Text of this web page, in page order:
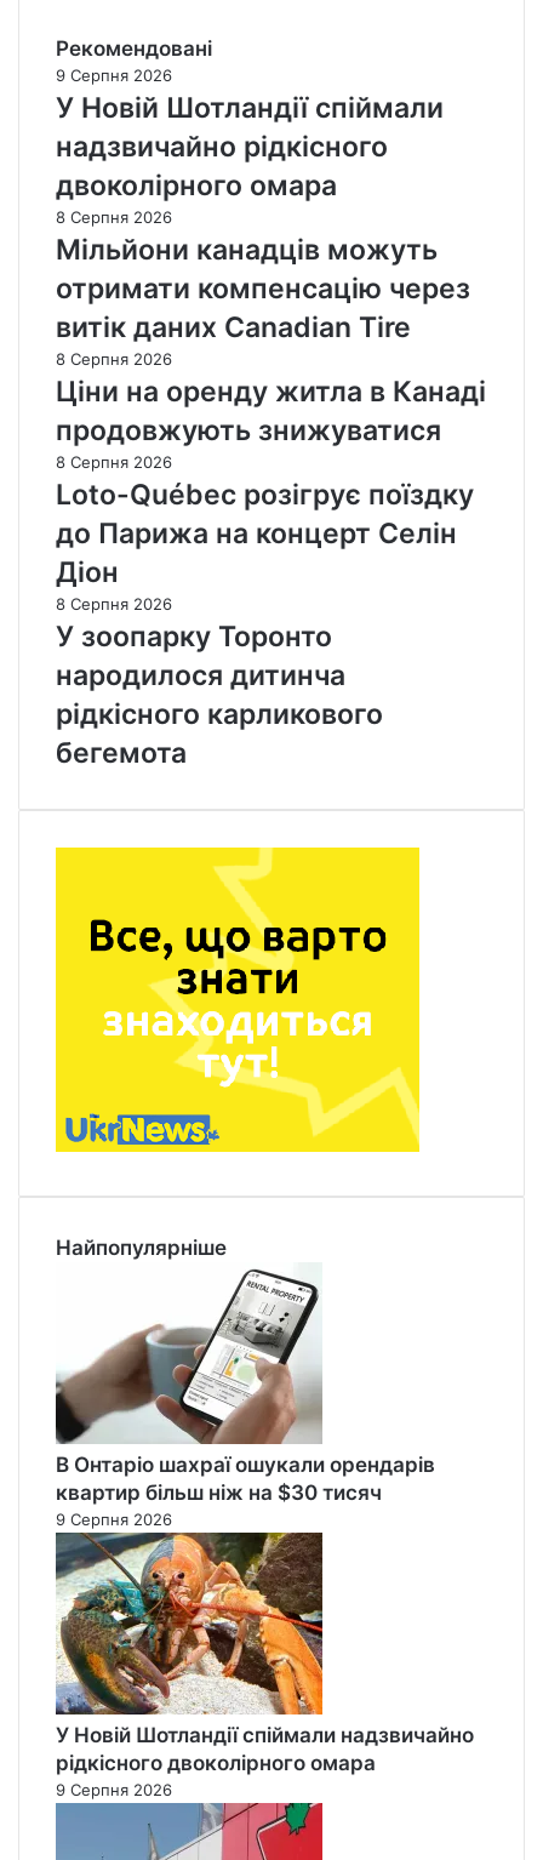
Рекомендовані
9 Серпня 2026
У Новій Шотландії спіймали
надзвичайно рідкісного
двоколірного омара
8 Серпня 2026
Мільйони канадців можуть
отримати компенсацію через
витік даних Canadian Tire
8 Серпня 2026
Ціни на оренду житла в Канаді
продовжують знижуватися
8 Серпня 2026
Loto-Québec розігрує поїздку
до Парижа на концерт Селін
Діон
8 Серпня 2026
У зоопарку Торонто
народилося дитинча
рідкісного карликового
бегемота
Найпопулярніше
В Онтаріо шахраї ошукали орендарів
квартир більш ніж на $30 тисяч
9 Серпня 2026
У Новій Шотландії спіймали надзвичайно
рідкісного двоколірного омара
9 Серпня 2026